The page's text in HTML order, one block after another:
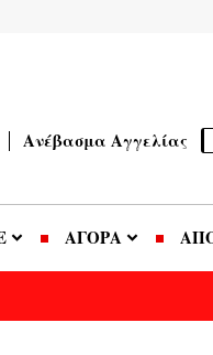
Ανέβασμα Αγγελίας
ΑΓΟΡΑ